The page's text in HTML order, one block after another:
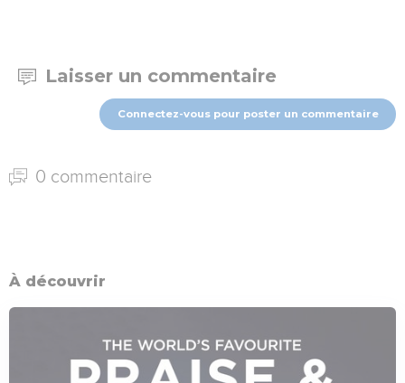
Laisser un commentaire
Connectez-vous pour poster un commentaire
0 commentaire
À découvrir